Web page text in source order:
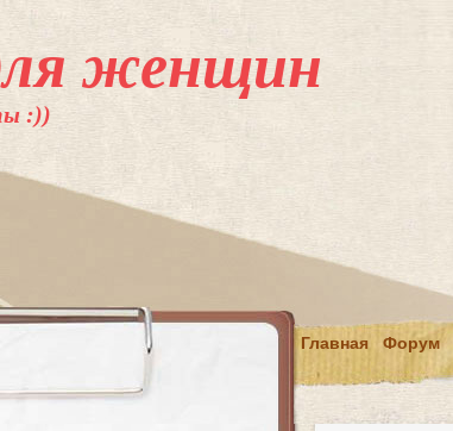
женщин
:))
Главная Форум